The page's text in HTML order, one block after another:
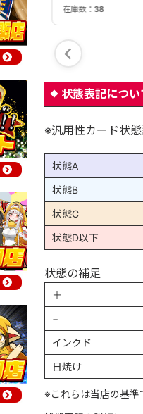
在庫数： 38
状態表記につい
※汎用性カード状
状態A
状態B
状態C
状態D以下
状態の補足
＋
−
インクド
日焼け
※これらは当店の基準